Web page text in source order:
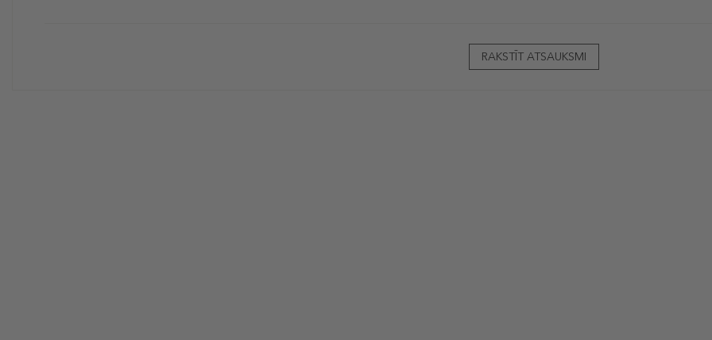
RAKSTĪT ATSAUKSMI